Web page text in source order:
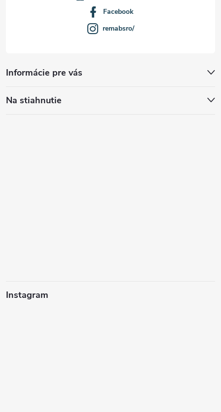
Informácie pre vás
Na stiahnutie
Instagram
Facebook
remabsro/